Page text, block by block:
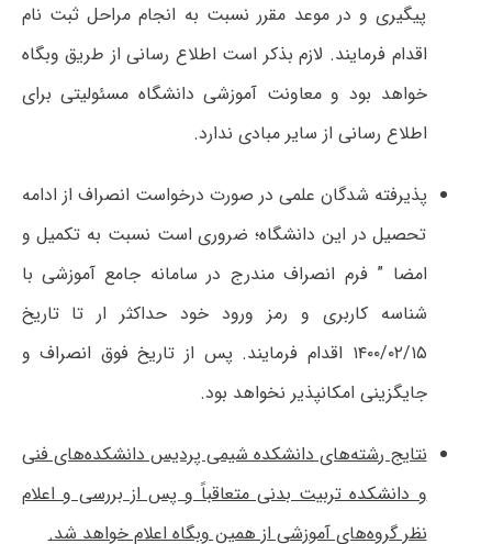
پیگیری و در موعد مقرر نسبت به انجام مراحل ثبت نام
اقدام فرمایند. لازم بذکر است اطلاع رسانی از طریق وبگاه
خواهد بود و معاونت آموزشی دانشگاه مسئولیتی برای
اطلاع رسانی از سایر مبادی ندارد.
پذیرفته شدگان علمی در صورت درخواست انصراف از ادامه
تحصیل در این دانشگاه؛ ضروری است نسبت به تکمیل و
امضا ” فرم انصراف مندرج در سامانه جامع آموزشی با
شناسه کاربری و رمز ورود خود حداکثر ار تا تاریخ
۱۵/‏۰۲/‏۱۴۰۰‬ اقدام فرمایند. پس از تاریخ فوق انصراف و
جایگزینی امکانپذیر نخواهد بود.
نتایج رشته‌های دانشکده شیمی پردیس دانشکده‌های فنی
و دانشکده تربیت بدنی متعاقباً و پس از بررسی و اعلام
نظر گروه‌های آموزشی از همین وبگاه اعلام خواهد شد.